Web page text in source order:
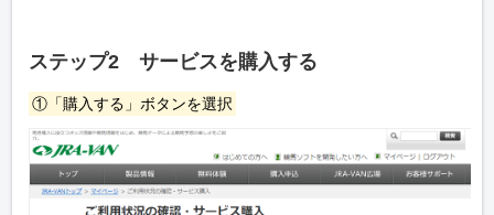
ステップ2 サービスを購入する
①「購入する」ボタンを選択